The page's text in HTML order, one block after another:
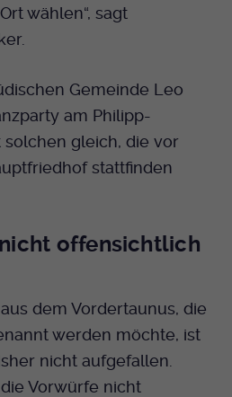
wählen“, sagt
Gemeinde Leo
am Philipp-
gleich, die vor
stattfinden
offensichtlich
dem Vordertaunus, die
werden möchte, ist
nicht aufgefallen.
Vorwürfe nicht